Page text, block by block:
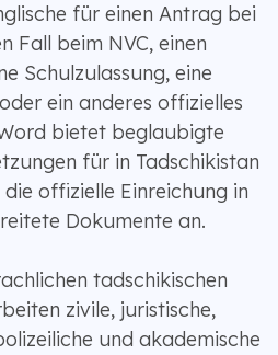
für einen Antrag bei
Fall beim NVC, einen
Schulzulassung, eine
ein anderes offizielles
bietet beglaubigte
für in Tadschikistan
offizielle Einreichung in
Dokumente an.
tadschikischen
zivile, juristische,
und akademische